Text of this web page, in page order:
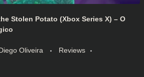
Stolen Potato (Xbox Series X) – O
Oliveira
Reviews